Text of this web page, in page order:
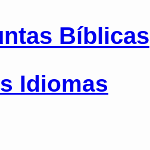
Bíblicas
Idiomas